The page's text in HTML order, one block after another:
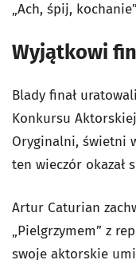
„Ach, śpij,
Wyjątkowi
Blady finał
Konkursu
Oryginalni, świetni
ten wieczór okazał
Artur Caturian
„Pielgrzymem” z
swoje aktorskie